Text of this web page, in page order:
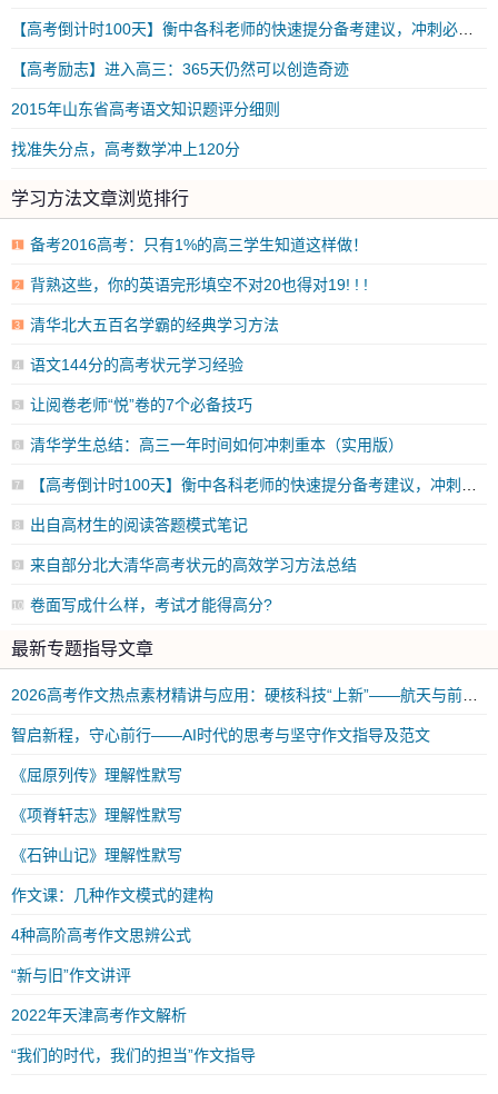
【高考励志】进入高三：365天仍然可以创造奇迹
2015年山东省高考语文知识题评分细则
找准失分点，高考数学冲上120分
学习方法文章浏览排行
1 备考2016高考：只有1%的高三学生知道这样做！
2 背熟这些，你的英语完形填空不对20也得对19! ! !
3 清华北大五百名学霸的经典学习方法
4 语文144分的高考状元学习经验
5 让阅卷老师“悦”卷的7个必备技巧
6 清华学生总结：高三一年时间如何冲刺重本（实用版）
7 【高考倒计时100天】衡中各科老师的快速提分备考建议，冲刺必看！
8 出自高材生的阅读答题模式笔记
9 来自部分北大清华高考状元的高效学习方法总结
10 卷面写成什么样，考试才能得高分?
最新专题指导文章
智启新程，守心前行——AI时代的思考与坚守作文指导及范文
《屈原列传》理解性默写
《项脊轩志》理解性默写
《石钟山记》理解性默写
作文课：几种作文模式的建构
4种高阶高考作文思辨公式
“新与旧”作文讲评
2022年天津高考作文解析
“我们的时代，我们的担当”作文指导